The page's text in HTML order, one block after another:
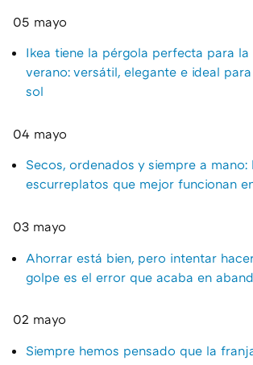
05 mayo
Ikea tiene la pérgola perfecta para
verano: versátil, elegante e ideal
sol
04 mayo
Secos, ordenados y siempre a mano:
escurreplatos que mejor funcionan
03 mayo
Ahorrar está bien, pero intentar
golpe es el error que acaba en
02 mayo
Siempre hemos pensado que la